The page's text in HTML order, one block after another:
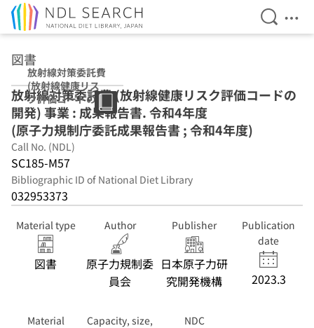
Open
図書
放射線対策委託費
(放射線健康リス
ク評価コードの開
発) 事業 : 成果報
告書 令和4年度
(原子力規制庁委
託成果報告書 ; 令
和4年度)
放射線対策委託費 (放射線健康リスク評価コードの
開発) 事業 : 成果報告書. 令和4年度
(原子力規制庁委託成果報告書 ; 令和4年度)
Call No. (NDL)
SC185-M57
Bibliographic ID of National Diet Library
032953373
Material type
図書
Author
原子力規制委
員会
Publisher
日本原子力研
究開発機構
Publication
date
2023.3
Material
Capacity, size,
NDC